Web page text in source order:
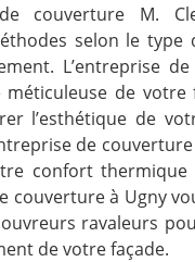
de couverture M.
selon le type
L’entreprise
de votre
l’esthétique de
de
confort
couverture à Ugny
ravaleurs
de votre façade.